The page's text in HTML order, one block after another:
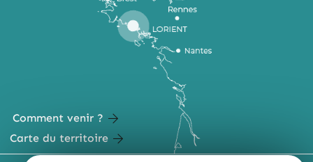
Comment venir ?
Carte du territoire